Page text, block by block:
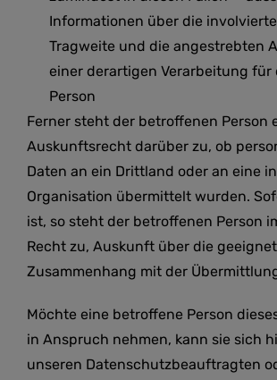
Informationen über die
Tragweite und die angestrebten
einer derartigen Verarbeitung für
Person
Ferner steht der betroffenen Person
Auskunftsrecht darüber zu, ob
Daten an ein Drittland oder an eine
Organisation übermittelt wurden.
ist, so steht der betroffenen Person
Recht zu, Auskunft über die
Zusammenhang mit der
Möchte eine betroffene Person
in Anspruch nehmen, kann sie sich
unseren Datenschutzbeauftragten